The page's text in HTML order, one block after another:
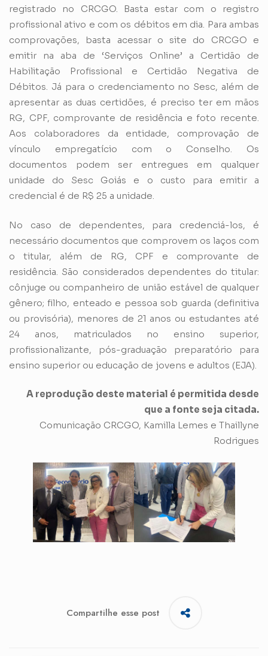
registrado no CRCGO. Basta estar com o registro
profissional ativo e com os débitos em dia. Para ambas
comprovações, basta acessar o site do CRCGO e
emitir na aba de ‘Serviços Online’ a Certidão de
Habilitação Profissional e Certidão Negativa de
Débitos. Já para o credenciamento no Sesc, além de
apresentar as duas certidões, é preciso ter em mãos
RG, CPF, comprovante de residência e foto recente.
Aos colaboradores da entidade, comprovação de
vínculo empregatício com o Conselho. Os
documentos podem ser entregues em qualquer
unidade do Sesc Goiás e o custo para emitir a
credencial é de R$ 25 a unidade.
No caso de dependentes, para credenciá-los, é
necessário documentos que comprovem os laços com
o titular, além de RG, CPF e comprovante de
residência. São considerados dependentes do titular:
cônjuge ou companheiro de união estável de qualquer
gênero; filho, enteado e pessoa sob guarda (definitiva
ou provisória), menores de 21 anos ou estudantes até
24 anos, matriculados no ensino superior,
profissionalizante, pós-graduação preparatório para
ensino superior ou educação de jovens e adultos (EJA).
A reprodução deste material é permitida desde
que a fonte seja citada.
Comunicação CRCGO, Kamilla Lemes e Thaillyne
Rodrigues
Compartilhe esse post